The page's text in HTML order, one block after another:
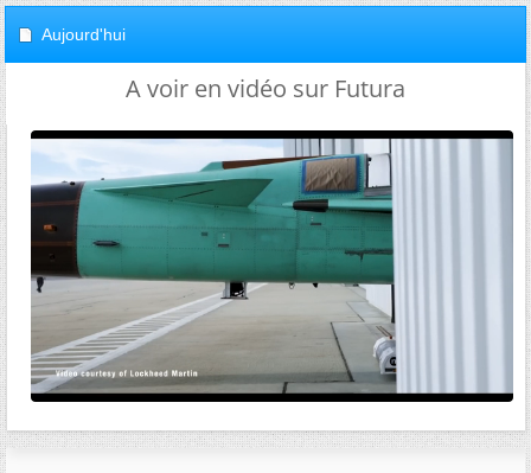
Aujourd'hui
A voir en vidéo sur Futura